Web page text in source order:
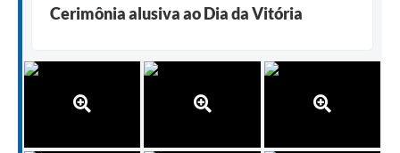
Cerimônia alusiva ao Dia da Vitória